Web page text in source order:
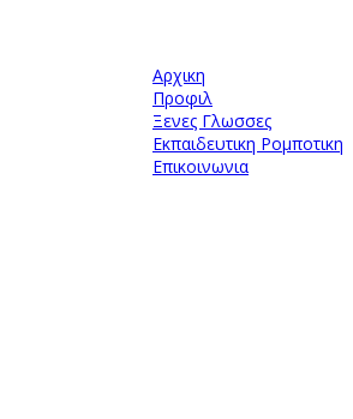
Αρχικη
Προφιλ
Ξενες Γλωσσες
Εκπαιδευτικη Ρομποτικη
Επικοινωνια